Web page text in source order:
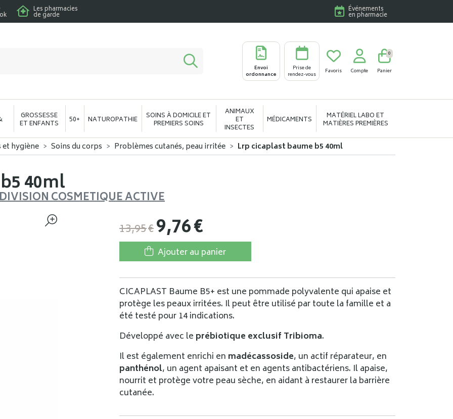
Les pharmacies
de garde
Événements
en pharmacie
Envoi
ordonnance
Prise de
rendez-vous
Favoris Compte Panier
0
GROSSESSE
ET ENFANTS 50+ NATUROPATHIE SOINS À DOMICILE ET
PREMIERS SOINS
ANIMAUX
ET
INSECTES
MÉDICAMENTS MATÉRIEL LABO ET
MATIÈRES PREMIÈRES
et hygiène Soins du corps Problèmes cutanés, peau irritée Lrp cicaplast baume b5 40ml
40mlCOSMETIQUE ACTIVE
13,95€9,76€
Ajouter au panier
CICAPLAST Baume B5+ est une pommade polyvalente qui apaise et
protège les peaux irritées. Il peut être utilisé par toute la famille et a
été testé pour 14 indications.
Développé avec le prébiotique exclusif Tribioma.
Il est également enrichi en madécassoside, un actif réparateur, en
panthénol, un agent apaisant et en agents antibactériens. Il apaise,
nourrit et protège votre peau sèche, en aidant à restaurer la barrière
cutanée.